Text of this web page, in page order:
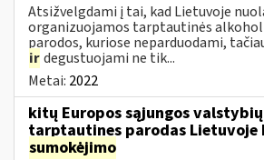
Atsižvelgdami į tai, kad Lietuvoje
organizuojamos tarptautinės
parodos, kuriose neparduodami,
irdegustuojami ne tik...
Metai: 2022
kitų Europos sąjungos
tarptautines parodas Lietuvoje
sumokėjimo